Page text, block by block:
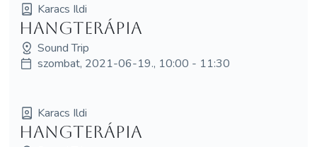
Karacs Ildi
hangterápia
Sound Trip
szombat, 2021-06-19., 10:00 - 11:30
Karacs Ildi
hangterápia